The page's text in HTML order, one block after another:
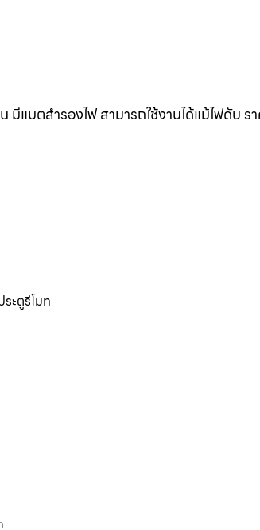
มีแบตสำรองไฟ สามารถใช้งานได้แม้ไฟดับ ร
ะตูรีโมท